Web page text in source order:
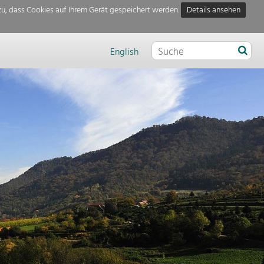
dass Cookies auf Ihrem Gerät gespeichert werden.
Details ansehen
English